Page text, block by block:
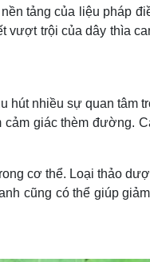
Sân khấu - Điện ảnh
Văn học
tảng của liệu pháp
trội của dây thìa
hút nhiều sự quan tâm
giác thèm đường.
cơ thể. Loại thảo
cũng có thể giúp